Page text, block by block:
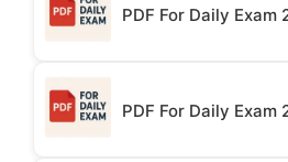
PDF For Daily Exam
PDF For Daily Exam